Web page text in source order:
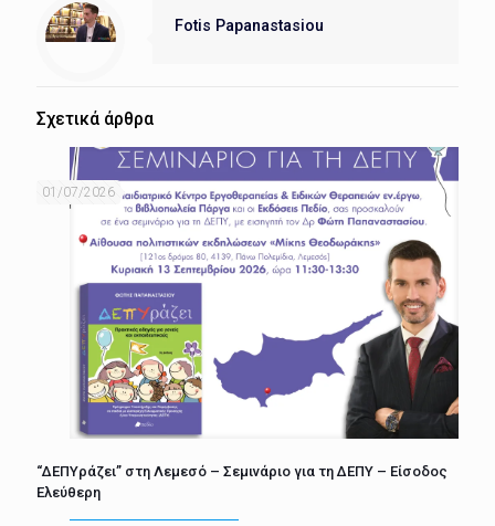
Fotis Papanastasiou
Σχετικά άρθρα
01/07/2026
“ΔΕΠΥράζει” στη Λεμεσό – Σεμινάριο για τη ΔΕΠΥ – Είσοδος
Ελεύθερη